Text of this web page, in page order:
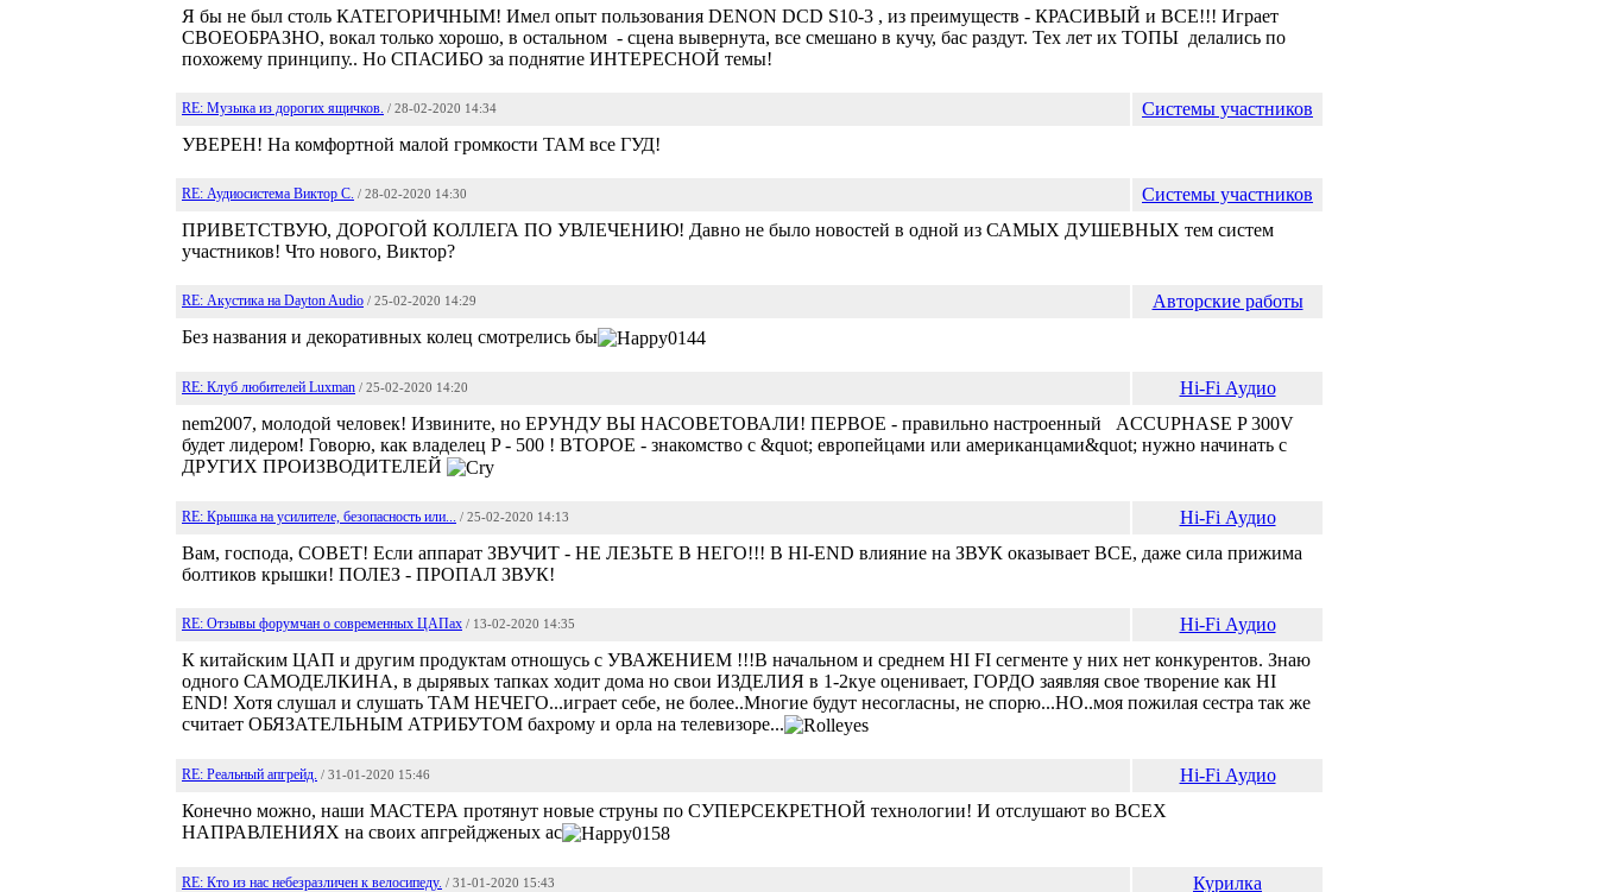
Я бы не был столь КАТЕГОРИЧНЫМ! Имел опыт пользования DENON DCD S10-3 , из преимуществ - КРАСИВЫЙ и ВСЕ!!! Играет
СВОЕОБРАЗНО, вокал только хорошо, в остальном - сцена вывернута, все смешано в кучу, бас раздут. Тех лет их ТОПЫ делались по
похожему принципу.. Но СПАСИБО за поднятие ИНТЕРЕСНОЙ темы!
RE: Музыка из дорогих ящичков. / 28-02-2020 14:34
Системы участников
УВЕРЕН! На комфортной малой громкости ТАМ все ГУД!
RE: Аудиосистема Виктор С. / 28-02-2020 14:30
Системы участников
ПРИВЕТСТВУЮ, ДОРОГОЙ КОЛЛЕГА ПО УВЛЕЧЕНИЮ! Давно не было новостей в одной из САМЫХ ДУШЕВНЫХ тем систем
участников! Что нового, Виктор?
RE: Акустика на Dayton Audio / 25-02-2020 14:29
Авторские работы
Без названия и декоративных колец смотрелись бы
RE: Клуб любителей Luxman / 25-02-2020 14:20
Hi-Fi Аудио
nem2007, молодой человек! Извините, но ЕРУНДУ ВЫ НАСОВЕТОВАЛИ! ПЕРВОЕ - правильно настроенный ACCUPHASE P 300V
будет лидером! Говорю, как владелец P - 500 ! ВТОРОЕ - знакомство c &quot; европейцами или американцами&quot; нужно начинать с
ДРУГИХ ПРОИЗВОДИТЕЛЕЙ
RE: Крышка на усилителе, безопасность или... / 25-02-2020 14:13
Hi-Fi Аудио
Вам, господа, СОВЕТ! Если аппарат ЗВУЧИТ - НЕ ЛЕЗЬТЕ В НЕГО!!! В HI-END влияние на ЗВУК оказывает ВСЕ, даже сила прижима
болтиков крышки! ПОЛЕЗ - ПРОПАЛ ЗВУК!
RE: Отзывы форумчан о современных ЦАПах / 13-02-2020 14:35
Hi-Fi Аудио
К китайским ЦАП и другим продуктам отношусь с УВАЖЕНИЕМ !!!В начальном и среднем HI FI сегменте у них нет конкурентов. Знаю
одного САМОДЕЛКИНА, в дырявых тапках ходит дома но свои ИЗДЕЛИЯ в 1-2куе оценивает, ГОРДО заявляя свое творение как HI
END! Хотя слушал и слушать ТАМ НЕЧЕГО...играет себе, не более..Многие будут несогласны, не спорю...НО..моя пожилая сестра так же
считает ОБЯЗАТЕЛЬНЫМ АТРИБУТОМ бахрому и орла на телевизоре...
RE: Реальный апгрейд. / 31-01-2020 15:46
Hi-Fi Аудио
Конечно можно, наши МАСТЕРА протянут новые струны по СУПЕРСЕКРЕТНОЙ технологии! И отслушают во ВСЕХ
НАПРАВЛЕНИЯХ на своих апгрейдженых ас
RE: Кто из нас небезразличен к велосипеду. / 31-01-2020 15:43 Курилка